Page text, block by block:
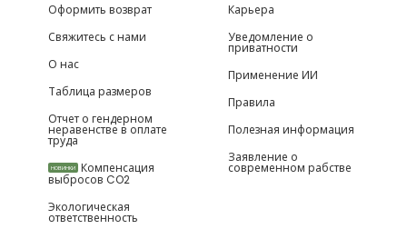
Оформить возврат
Свяжитесь с нами
О нас
Таблица размеров
Отчет о гендерном
неравенстве в оплате
труда
НОВИНКИ Компенсация
выбросов CO2
Экологическая
ответственность
Карьера
Уведомление о
приватности
Применение ИИ
Правила
Полезная информация
Заявление о
современном рабстве